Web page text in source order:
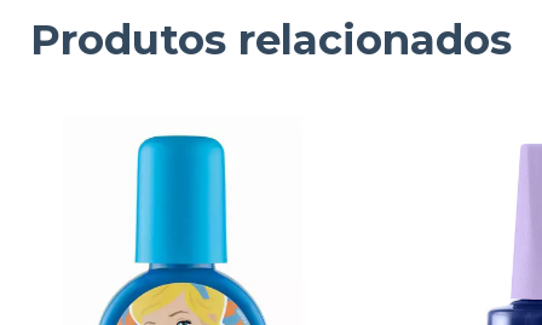
Produtos relacionados